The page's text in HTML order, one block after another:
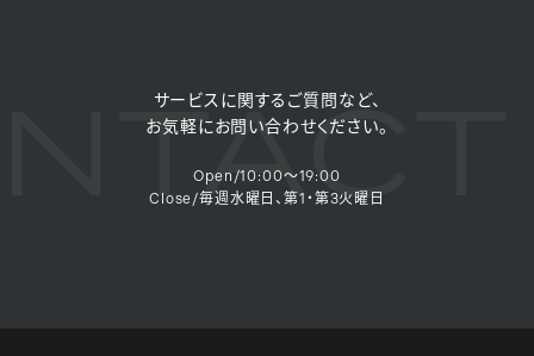
サービスに関するご質問など、
お気軽にお問い合わせください。
Open/10:00～19:00
Close/毎週水曜日、第1・第3火曜日